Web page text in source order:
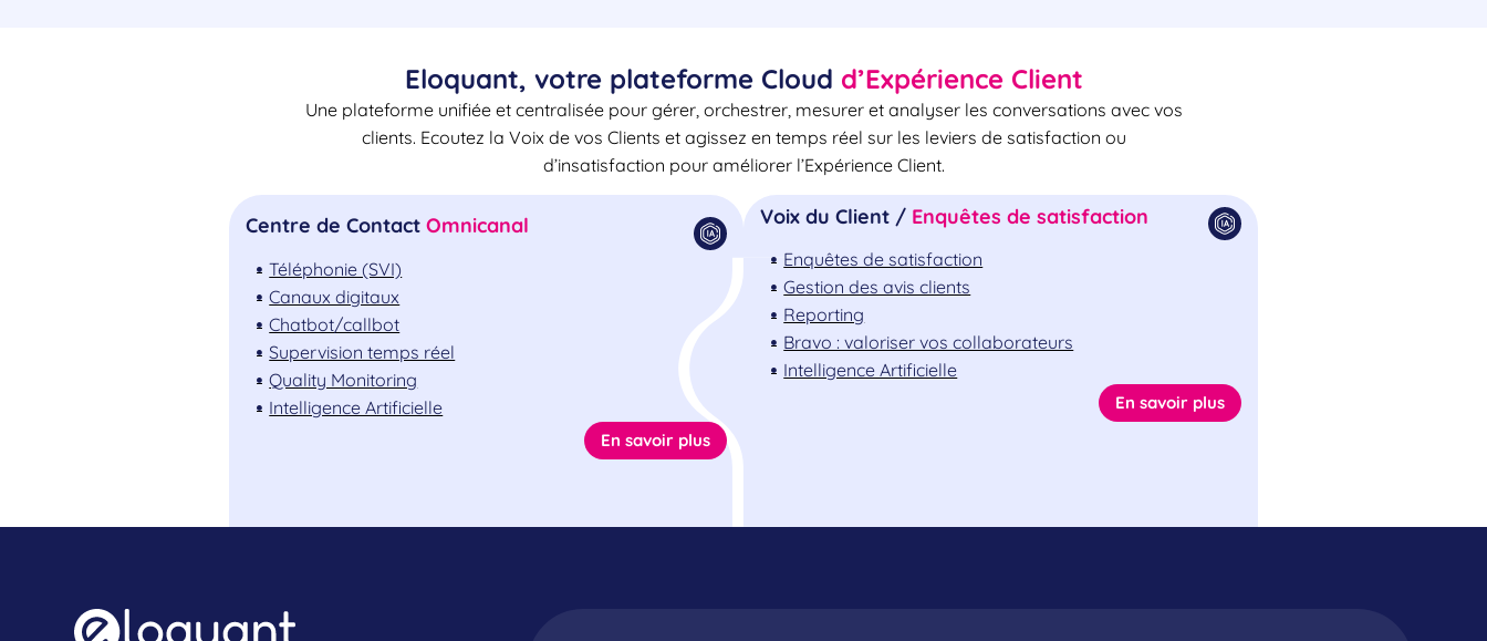
Eloquant, votre plateforme Cloud d’Expérience Client
Une plateforme unifiée et centralisée pour gérer, orchestrer, mesurer et analyser les conversations avec vos
clients. Ecoutez la Voix de vos Clients et agissez en temps réel sur les leviers de satisfaction ou
d’insatisfaction pour améliorer l’Expérience Client.
Centre de Contact Omnicanal
Téléphonie (SVI)
Canaux digitaux
Chatbot/callbot
Supervision temps réel
Quality Monitoring
Intelligence Artificielle
En savoir plus
Voix du Client / Enquêtes de satisfaction
Enquêtes de satisfaction
Gestion des avis clients
Reporting
Bravo : valoriser vos collaborateurs
Intelligence Artificielle
En savoir plus